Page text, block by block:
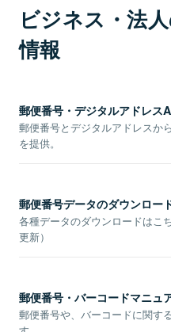
ビジネス・法
情報
郵便番号・デジタルアドレス
郵便番号とデジタルアドレスか
を提供。
郵便番号データのダウンロー
各種データのダウンロードはこ
更新）
郵便番号・バーコードマニュ
郵便番号や、バーコードに関す